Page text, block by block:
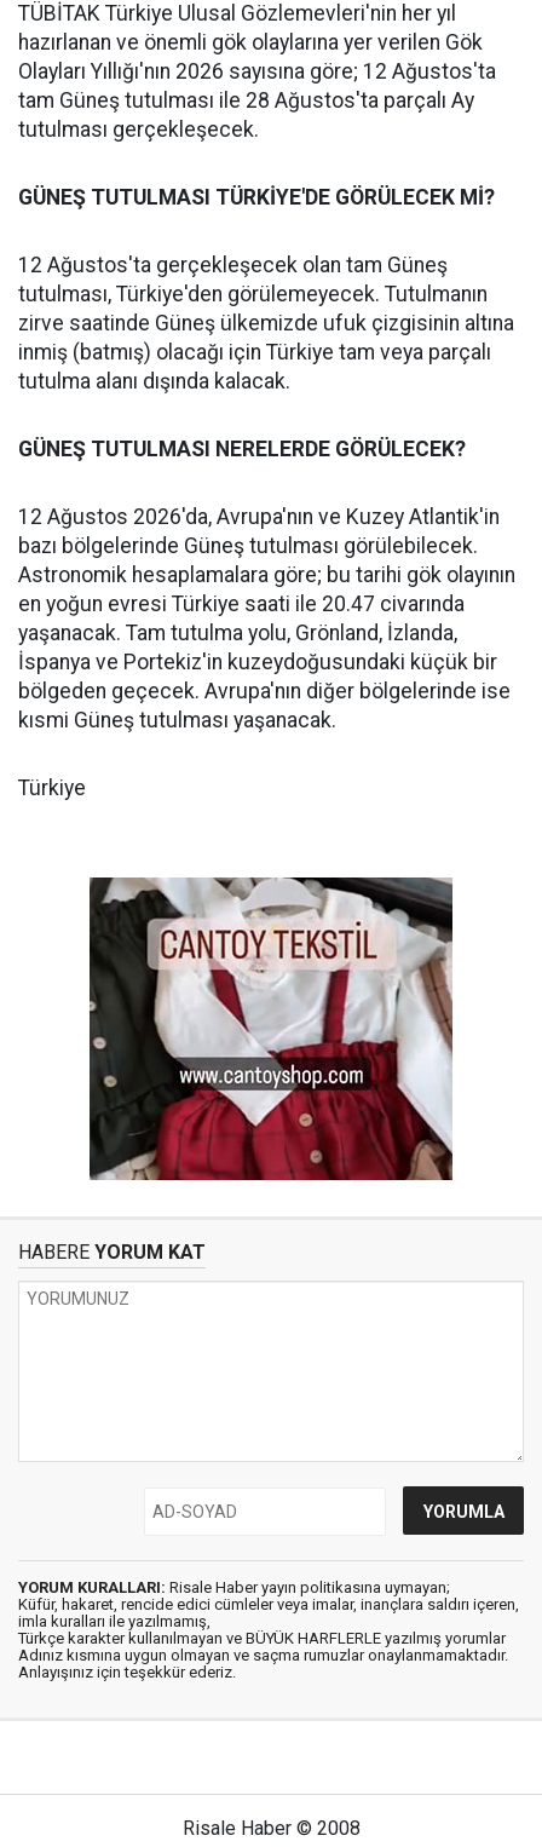
TÜBİTAK Türkiye Ulusal Gözlemevleri'nin her yıl
hazırlanan ve önemli gök olaylarına yer verilen Gök
Olayları Yıllığı'nın 2026 sayısına göre; 12 Ağustos'ta
tam Güneş tutulması ile 28 Ağustos'ta parçalı Ay
tutulması gerçekleşecek.
GÜNEŞ TUTULMASI TÜRKİYE'DE GÖRÜLECEK Mİ?
12 Ağustos'ta gerçekleşecek olan tam Güneş
tutulması, Türkiye'den görülemeyecek. Tutulmanın
zirve saatinde Güneş ülkemizde ufuk çizgisinin altına
inmiş (batmış) olacağı için Türkiye tam veya parçalı
tutulma alanı dışında kalacak.
GÜNEŞ TUTULMASI NERELERDE GÖRÜLECEK?
12 Ağustos 2026'da, Avrupa'nın ve Kuzey Atlantik'in
bazı bölgelerinde Güneş tutulması görülebilecek.
Astronomik hesaplamalara göre; bu tarihi gök olayının
en yoğun evresi Türkiye saati ile 20.47 civarında
yaşanacak. Tam tutulma yolu, Grönland, İzlanda,
İspanya ve Portekiz'in kuzeydoğusundaki küçük bir
bölgeden geçecek. Avrupa'nın diğer bölgelerinde ise
kısmi Güneş tutulması yaşanacak.
Türkiye
HABERE YORUM KAT
YORUM KURALLARI: Risale Haber yayın politikasına uymayan;
Küfür, hakaret, rencide edici cümleler veya imalar, inançlara saldırı içeren,
imla kuralları ile yazılmamış,
Türkçe karakter kullanılmayan ve BÜYÜK HARFLERLE yazılmış yorumlar
Adınız kısmına uygun olmayan ve saçma rumuzlar onaylanmamaktadır.
Anlayışınız için teşekkür ederiz.
Risale Haber © 2008